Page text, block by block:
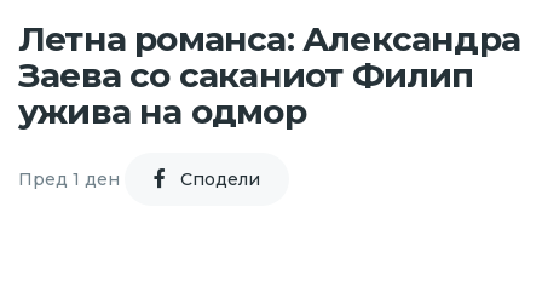
Летна романса: Александра
Заева со саканиот Филип
ужива на одмор
Пред 1 ден Cподели